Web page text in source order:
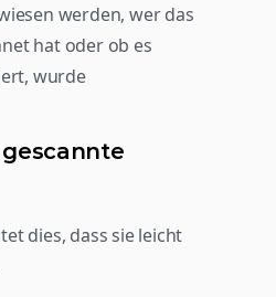
werden, wer das
hat oder ob es
wurde
dies, dass sie leicht